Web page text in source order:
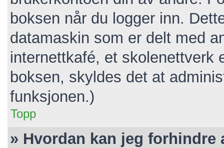
boksen når du logger inn.
datamaskin som er delt med
internettkafé, et skolenettverk
boksen, skyldes det at
funksjonen.)
Topp
» Hvordan kan jeg